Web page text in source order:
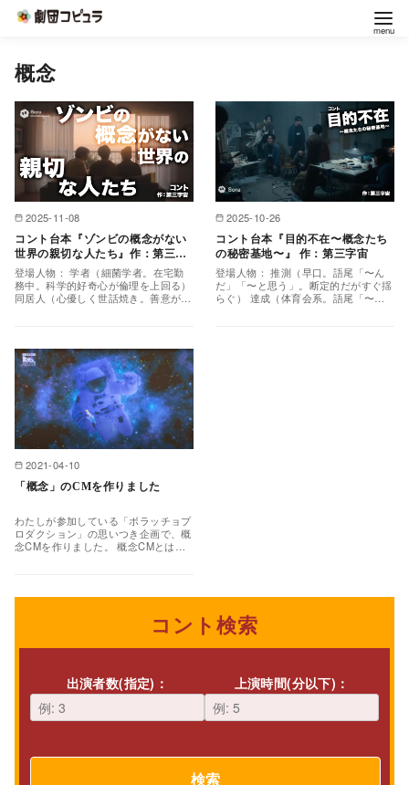
概念
2025-11-08
コント台本『ゾンビの概念がない
世界の親切な人たち』作：第三字
宙
登場人物： 学者（細菌学者。在宅勤
務中。科学的好奇心が倫理を上回る）
同居人（心優しく世話焼き。善意が常
2025-10-26
コント台本『目的不在〜概念たち
の秘密基地〜』 作：第三字宙
登場人物： 推測（早口。語尾「〜ん
だ」「〜と思う」。断定的だがすぐ揺
らぐ） 達成（体育会系。語尾「〜
2021-04-10
「概念」のCMを作りました
わたしが参加している「ボラッチョプ
ロダクション」の思いつき企画で、概
念CMを作りました。 概念CMとは
コント検索
出演者数(指定)： 上演時間(分以下)：
検索